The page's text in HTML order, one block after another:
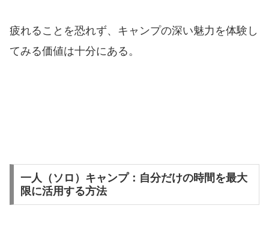
疲れることを恐れず、キャンプの深い魅力を体験し
てみる価値は十分にある。
一人（ソロ）キャンプ：自分だけの時間を最大
限に活用する方法